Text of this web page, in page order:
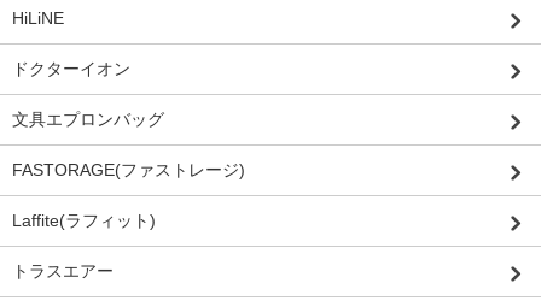
HiLiNE
ドクターイオン
文具エプロンバッグ
FASTORAGE(ファストレージ)
Laffite(ラフィット)
トラスエアー